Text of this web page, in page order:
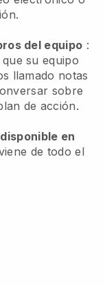
del equipo :
su equipo
llamado notas
sobre
de acción.
en
de todo el